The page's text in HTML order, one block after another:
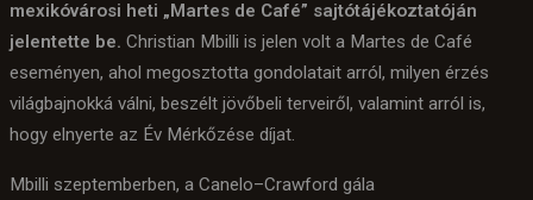
mexikóvárosi heti „Martes de Café” sajtótájékoztatóján
jelentette be. Christian Mbilli is jelen volt a Martes de Café
eseményen, ahol megosztotta gondolatait arról, milyen érzés
világbajnokká válni, beszélt jövőbeli terveiről, valamint arról is,
hogy elnyerte az Év Mérkőzése díjat.
Mbilli szeptemberben, a Canelo–Crawford gála